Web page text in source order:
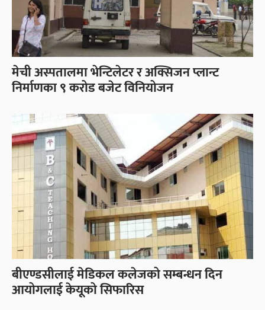
मेची अस्पतालमा भेन्टिलेटर र अक्सिजन प्लान्ट
निर्माणका ९ करोड बजेट विनियोजन
बीएण्डसीलाई मेडिकल कलेजको सम्बन्धन दिन
आयोगलाई केयूको सिफारिस